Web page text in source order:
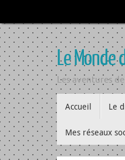
au
contenu
Le Monde
Les aventures
au
contenu
Accueil Le
Mes réseaux